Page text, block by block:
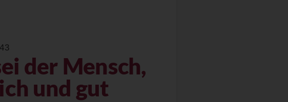
der Mensch,
und gut